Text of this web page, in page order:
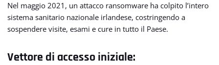
Nel maggio 2021, un attacco ransomware ha colpito l’intero
sistema sanitario nazionale irlandese, costringendo a
sospendere visite, esami e cure in tutto il Paese.
Vettore di accesso iniziale: